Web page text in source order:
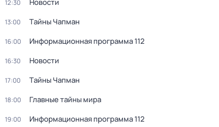
12:30 Новости
13:00 Тaйны Чапман
16:00 Информационная программа 112
16:30 Новости
17:00 Тaйны Чапман
18:00 Главные тайны мира
19:00 Информационная программа 112